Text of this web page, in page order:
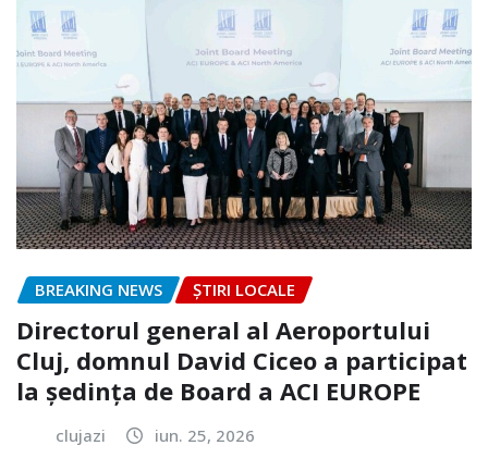
BREAKING NEWS ȘTIRI LOCALE
Directorul general al Aeroportului
Cluj, domnul David Ciceo a participat
la ședința de Board a ACI EUROPE
clujazi iun. 25, 2026